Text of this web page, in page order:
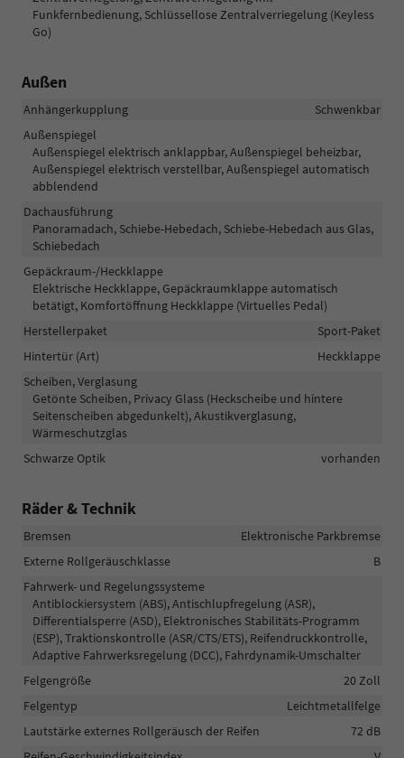
Funkfernbedienung, Schlüssellose Zentralverriegelung (Keyless
Go)
Außen
Anhängerkupplung
Schwenkbar
Außenspiegel
Außenspiegel elektrisch anklappbar, Außenspiegel beheizbar,
Außenspiegel elektrisch verstellbar, Außenspiegel automatisch
abblendend
Dachausführung
Panoramadach, Schiebe-Hebedach, Schiebe-Hebedach aus Glas,
Schiebedach
Gepäckraum-/Heckklappe
Elektrische Heckklappe, Gepäckraumklappe automatisch
betätigt, Komfortöffnung Heckklappe (Virtuelles Pedal)
Herstellerpaket
Sport-Paket
Hintertür (Art)
Heckklappe
Scheiben, Verglasung
Getönte Scheiben, Privacy Glass (Heckscheibe und hintere
Seitenscheiben abgedunkelt), Akustikverglasung,
Wärmeschutzglas
Schwarze Optik
vorhanden
Räder & Technik
Bremsen
Elektronische Parkbremse
Externe Rollgeräuschklasse
B
Fahrwerk- und Regelungssysteme
Antiblockiersystem (ABS), Antischlupfregelung (ASR),
Differentialsperre (ASD), Elektronisches Stabilitäts-Programm
(ESP), Traktionskontrolle (ASR/CTS/ETS), Reifendruckkontrolle,
Adaptive Fahrwerksregelung (DCC), Fahrdynamik-Umschalter
Felgengröße
20 Zoll
Felgentyp
Leichtmetallfelge
Lautstärke externes Rollgeräusch der Reifen
72 dB